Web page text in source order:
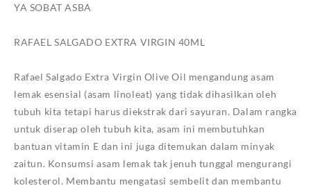
YA SOBAT ASBA
RAFAEL SALGADO EXTRA VIRGIN 40ML
Rafael Salgado Extra Virgin Olive Oil mengandung asam
lemak esensial (asam linoleat) yang tidak dihasilkan oleh
tubuh kita tetapi harus diekstrak dari sayuran. Dalam rangka
untuk diserap oleh tubuh kita, asam ini membutuhkan
bantuan vitamin E dan ini juga ditemukan dalam minyak
zaitun. Konsumsi asam lemak tak jenuh tunggal mengurangi
kolesterol. Membantu mengatasi sembelit dan membantu